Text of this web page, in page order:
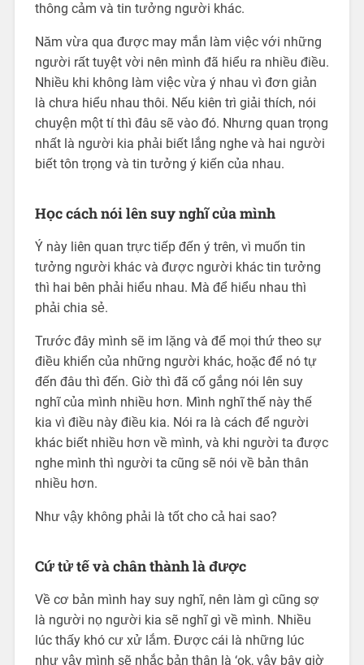
thông cảm và tin tưởng người khác.
Năm vừa qua được may mắn làm việc với những
người rất tuyệt vời nên mình đã hiểu ra nhiều điều.
Nhiều khi không làm việc vừa ý nhau vì đơn giản
là chưa hiểu nhau thôi. Nếu kiên trì giải thích, nói
chuyện một tí thì đâu sẽ vào đó. Nhưng quan trọng
nhất là người kia phải biết lắng nghe và hai người
biết tôn trọng và tin tưởng ý kiến của nhau.
Học cách nói lên suy nghĩ của mình
Ý này liên quan trực tiếp đến ý trên, vì muốn tin
tưởng người khác và được người khác tin tưởng
thì hai bên phải hiểu nhau. Mà để hiểu nhau thì
phải chia sẻ.
Trước đây mình sẽ im lặng và để mọi thứ theo sự
điều khiển của những người khác, hoặc để nó tự
đến đâu thì đến. Giờ thì đã cố gắng nói lên suy
nghĩ của mình nhiều hơn. Mình nghĩ thế này thế
kia vì điều này điều kia. Nói ra là cách để người
khác biết nhiều hơn về mình, và khi người ta được
nghe mình thì người ta cũng sẽ nói về bản thân
nhiều hơn.
Như vậy không phải là tốt cho cả hai sao?
Cứ tử tế và chân thành là được
Về cơ bản mình hay suy nghĩ, nên làm gì cũng sợ
là người nọ người kia sẽ nghĩ gì về mình. Nhiều
lúc thấy khó cư xử lắm. Được cái là những lúc
như vậy mình sẽ nhắc bản thân là ‘ok, vậy bây giờ